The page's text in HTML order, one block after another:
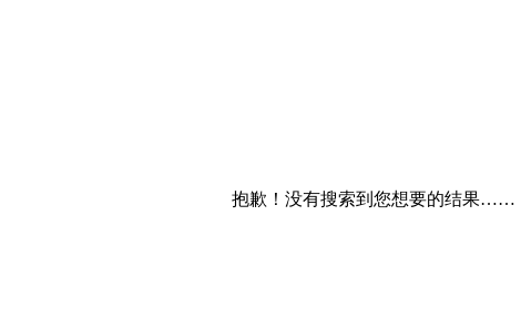
抱歉！没有搜索到您想要的结果……